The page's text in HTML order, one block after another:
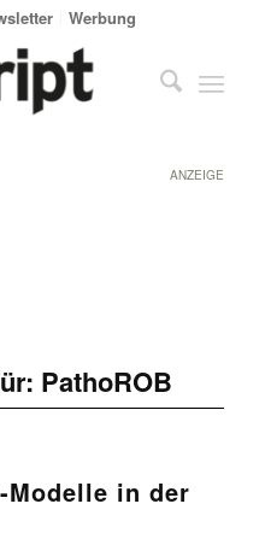
Werbung
ANZEIGE
PathoROB
Modelle in der